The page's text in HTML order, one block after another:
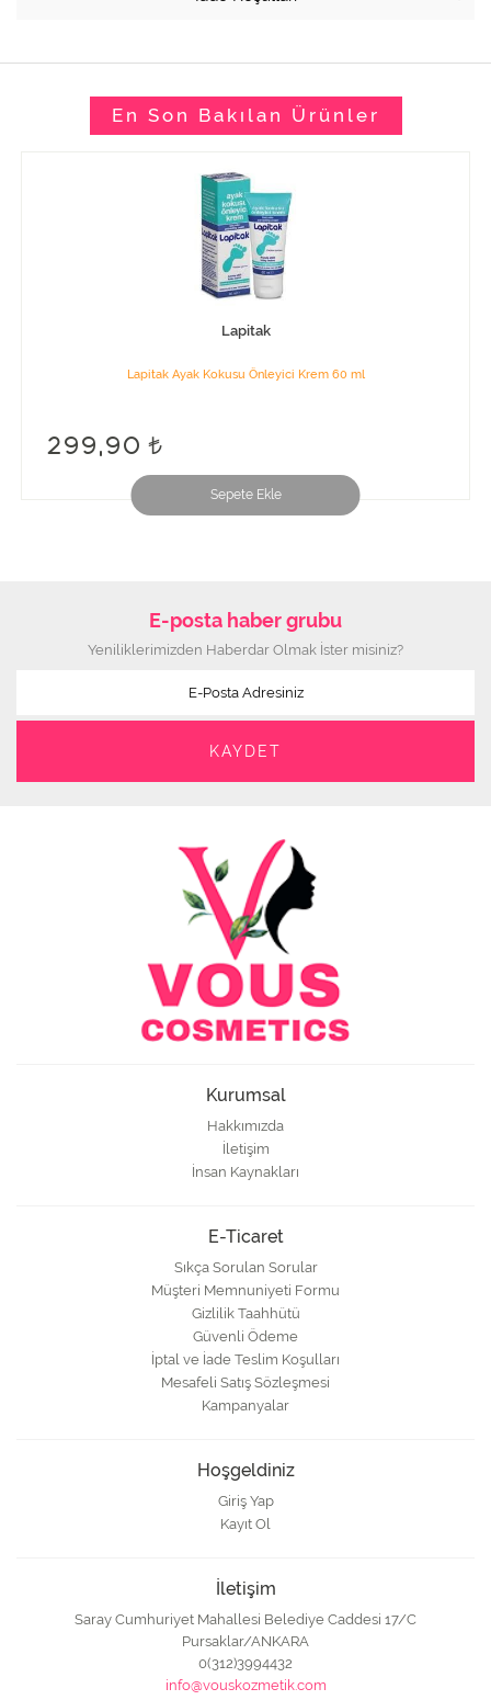
En Son Bakılan Ürünler
Sepete Ekle
Lapitak
Lapitak Ayak Kokusu Önleyici Krem 60 ml
299,90
E-posta haber grubu
Yeniliklerimizden Haberdar Olmak İster misiniz?
Kurumsal
Hakkımızda
İletişim
İnsan Kaynakları
E-Ticaret
Sıkça Sorulan Sorular
Müşteri Memnuniyeti Formu
Gizlilik Taahhütü
Güvenli Ödeme
İptal ve İade Teslim Koşulları
Mesafeli Satış Sözleşmesi
Kampanyalar
Hoşgeldiniz
Giriş Yap
Kayıt Ol
İletişim
Saray Cumhuriyet Mahallesi Belediye Caddesi 17/C
Pursaklar/ANKARA
0(312)3994432
info@vouskozmetik.com